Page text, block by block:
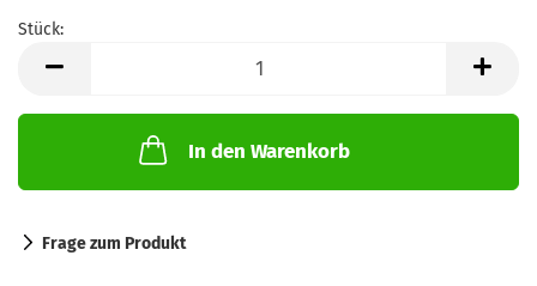
Stück:
In den Warenkorb
Frage zum Produkt